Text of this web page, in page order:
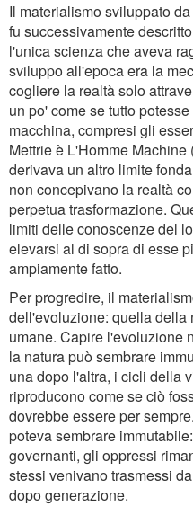
Il materialismo sviluppato
fu successivamente
l'unica scienza che aveva
sviluppo all'epoca era la
cogliere la realtà solo
un po' come se tutto
macchina, compresi gli
Mettrie è L'Homme
derivava un altro limite
non concepivano la realtà
perpetua trasformazione.
limiti delle conoscenze del
elevarsi al di sopra di esse
ampiamente fatto.
Per progredire, il
dell'evoluzione: quella della
umane. Capire l'evoluzione
la natura può sembrare
una dopo l'altra, i cicli della
riproducono come se ciò
dovrebbe essere per
poteva sembrare
governanti, gli oppressi
stessi venivano trasmessi
dopo generazione.